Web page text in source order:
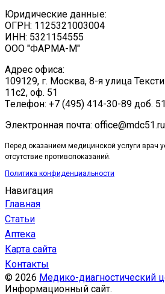
Юридические данные:
ОГРН: 1125321003004
ИНН: 5321154555
ООО "ФАРМА-М"
Адрес офиса:
109129, г. Москва, ​8-я улица
11с2, оф. 51
Tелефон: +7 (495) 414-30-89 доб. 51
Электронная почта: office@mdc51.ru
Перед оказанием медицинской услуги врач
отсутствие противопоказаний.
Политика конфиденциальности
Навигация
Главная
Статьи
Аптека
Карта сайта
Контакты
© 2026 Медико-диагностический
Информационный сайт.